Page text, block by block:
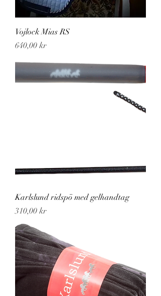
Vojlock Mias RS
Pris
640,00 kr
Karlslund ridspö med gelhandtag
Pris
310,00 kr